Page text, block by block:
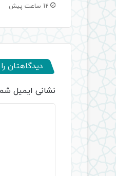
12 ساعت پیش
دیدگاهتان
نشانی ایمیل